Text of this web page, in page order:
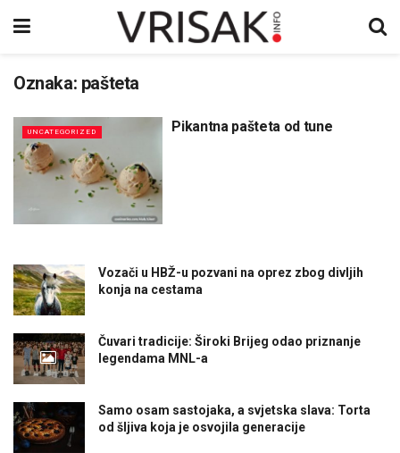
Oznaka: pašteta
UNCATEGORIZED Pikantna pašteta od tune
Vozači u HBŽ-u pozvani na oprez zbog divljih
konja na cestama
Čuvari tradicije: Široki Brijeg odao priznanje
legendama MNL-a
Samo osam sastojaka, a svjetska slava: Torta
od šljiva koja je osvojila generacije